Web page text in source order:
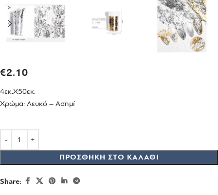
€2.10
4εκ.Χ50εκ.
Χρώμα: Λευκό – Ασημί
ΠΡΟΣΘΉΚΗ ΣΤΟ ΚΑΛΆΘΙ
Share: